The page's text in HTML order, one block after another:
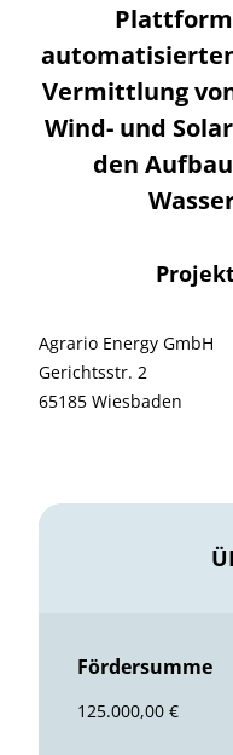
Vermittlung
Wind- und
den
Agrario Energy GmbH
Gerichtsstr. 2
65185 Wiesbaden
Fördersumme
125.000,00 €